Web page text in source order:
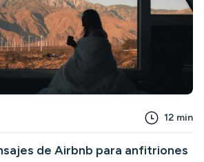
12 min
de Airbnb para anfitriones